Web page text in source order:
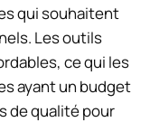
qui souhaitent
Les outils
ce qui les
ayant un budget
de qualité pour